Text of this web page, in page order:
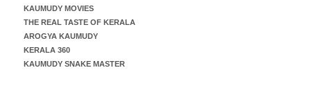
KAUMUDY MOVIES
THE REAL TASTE OF KERALA
AROGYA KAUMUDY
KERALA 360
KAUMUDY SNAKE MASTER